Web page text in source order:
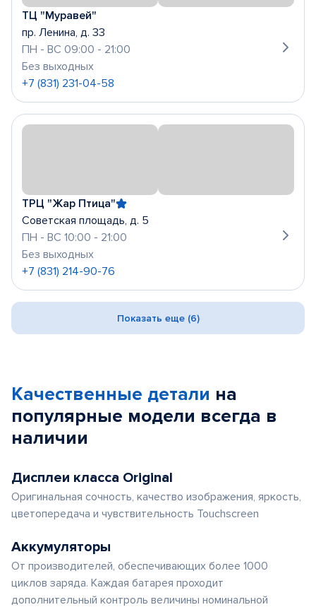
ТЦ "Муравей"
пр. Ленина, д. 33
ПН - ВС 09:00 - 21:00
Без выходных
+7 (831) 231-04-58
ТРЦ "Жар Птица"
Советская площадь, д. 5
ПН - ВС 10:00 - 21:00
Без выходных
+7 (831) 214-90-76
Показать еще (6)
Качественные детали на
популярные модели всегда в
наличии
Дисплеи класса Original
Оригинальная сочность, качество изображения, яркость,
цветопередача и чувствительность Touchscreen
Аккумуляторы
От производителей, обеспечивающих более 1000
циклов заряда. Каждая батарея проходит
дополнительный контроль величины номинальной